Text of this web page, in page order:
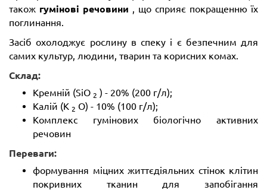
також гумінові речовини , що сприяє покращенню їх
поглинання.
Засіб охолоджує рослину в спеку і є безпечним для
самих культур, людини, тварин та корисних комах.
Склад:
Кремній (SiO 2 ) - 20% (200 г/л);
Калій (K 2 O) - 10% (100 г/л);
Комплекс гумінових біологічно активних
речовин
Переваги:
формування міцних життєдіяльних стінок клітин
покривних тканин для запобігання